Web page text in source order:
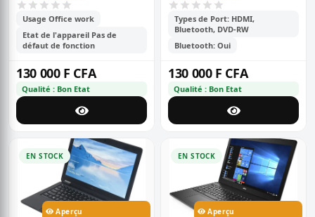
Usage Office work
Etat de l'appareil Pas de
défaut de fonction
130 000 F CFA
Qualité : Bon Etat
Types de Port: HDMI,
Bluetooth, DVD-RW
Bluetooth: Oui
130 000 F CFA
Qualité : Bon Etat
EN STOCK
Aperçu
EN STOCK
Aperçu